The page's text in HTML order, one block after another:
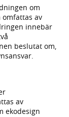
om
av
innebär
beslutat om,
av
ekodesign